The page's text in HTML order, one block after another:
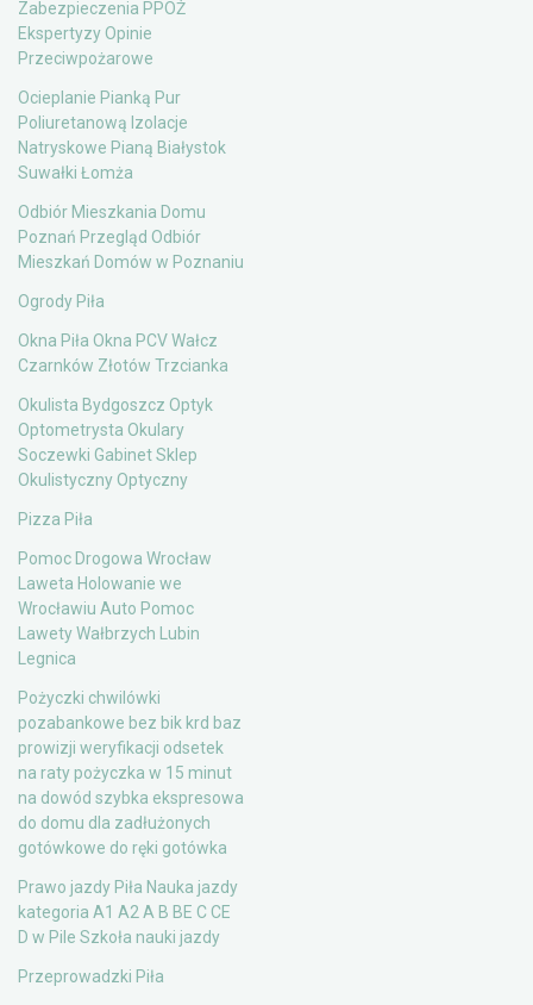
Zabezpieczenia PPOŻ
Ekspertyzy Opinie
Przeciwpożarowe
Ocieplanie Pianką Pur
Poliuretanową Izolacje
Natryskowe Pianą Białystok
Suwałki Łomża
Odbiór Mieszkania Domu
Poznań Przegląd Odbiór
Mieszkań Domów w Poznaniu
Ogrody Piła
Okna Piła Okna PCV Wałcz
Czarnków Złotów Trzcianka
Okulista Bydgoszcz Optyk
Optometrysta Okulary
Soczewki Gabinet Sklep
Okulistyczny Optyczny
Pizza Piła
Pomoc Drogowa Wrocław
Laweta Holowanie we
Wrocławiu Auto Pomoc
Lawety Wałbrzych Lubin
Legnica
Pożyczki chwilówki
pozabankowe bez bik krd baz
prowizji weryfikacji odsetek
na raty pożyczka w 15 minut
na dowód szybka ekspresowa
do domu dla zadłużonych
gotówkowe do ręki gotówka
Prawo jazdy Piła Nauka jazdy
kategoria A1 A2 A B BE C CE
D‎ w Pile Szkoła nauki jazdy
Przeprowadzki Piła